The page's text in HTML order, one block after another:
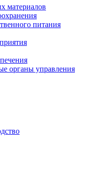
материалов
питания
органы управления